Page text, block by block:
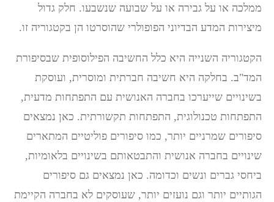
ממלכה או על גבירה או על שבועה שנשבעו. חלק גדול
מיצירות המדע הבדיוני הפופולרי שהוסרטו הן בקטגוריה זו.
הקטגוריה השנייה היא כלל החשיבה הפילוסופית שבסיפורת
המד"ב. בחלקה היא חשיבה חברתית ומוסרית, ועוסקת
בשינויים שייערכו בחברה האנושית עם התפתחות מדעית,
התפתחות טכנולוגית, התפתחות תקשורתית. כאן נמצאים
סיפורים שמרניים יותר, כמו סיפורים פוליטיים המתארים
שינויים בחברה אנושית והתבטאותם בשינויים בלאומיות,
ביחסי גברים ונשים וכדומה. כאן נמצאים גם סיפורים
הגותיים יותר וגם נועזים יותר, שעוסקים לא בחברה הקיימת